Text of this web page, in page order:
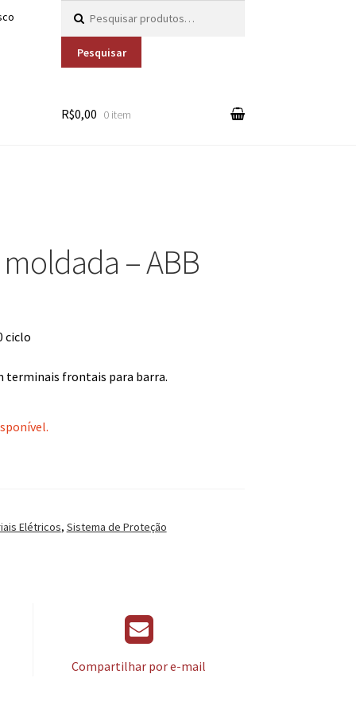
Pesquisar
R$0,00 0 item
– ABB
ciclo
terminais frontais para barra.
Elétricos, Sistema de Proteção
Compartilhar por e-mail